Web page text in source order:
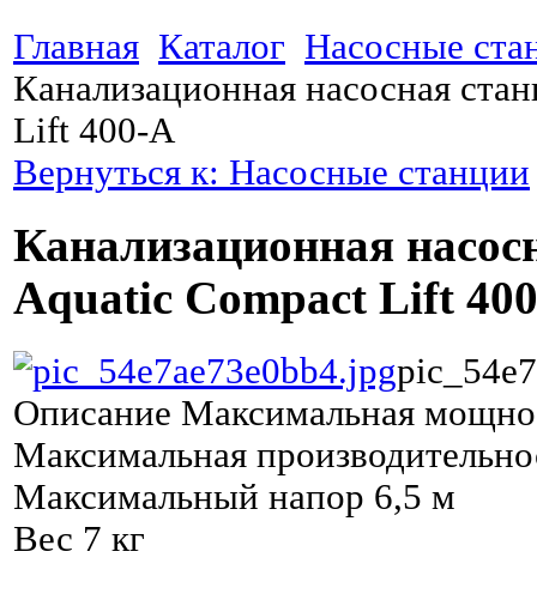
Главная Каталог Насосные
Канализационная насосная
Lift 400-A
Вернуться к: Насосные станции
Канализационная
Aquatic Compact Lift
Описание Максимальная
Максимальная
Максимальный напор 6,5 м
Вес 7 кг